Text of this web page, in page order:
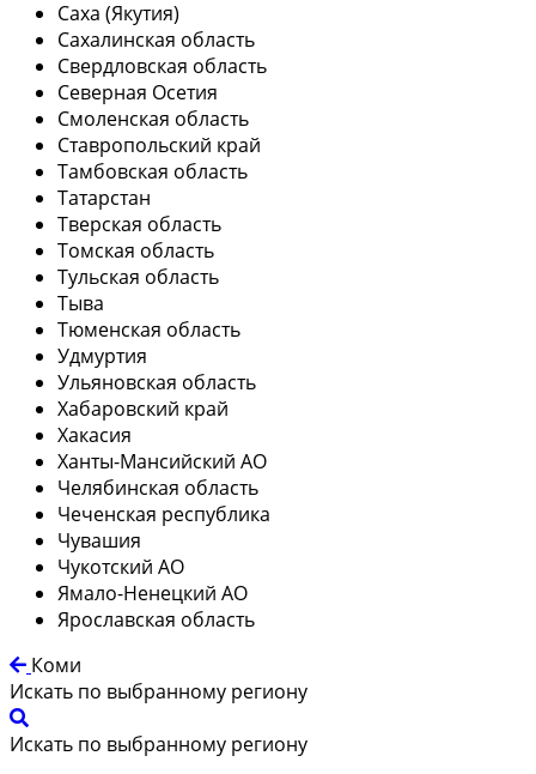
Саха (Якутия)
Сахалинская область
Свердловская область
Северная Осетия
Смоленская область
Ставропольский край
Тамбовская область
Татарстан
Тверская область
Томская область
Тульская область
Тыва
Тюменская область
Удмуртия
Ульяновская область
Хабаровский край
Хакасия
Ханты-Мансийский АО
Челябинская область
Чеченская республика
Чувашия
Чукотский АО
Ямало-Ненецкий АО
Ярославская область
Коми
Искать по выбранному региону
Искать по выбранному региону